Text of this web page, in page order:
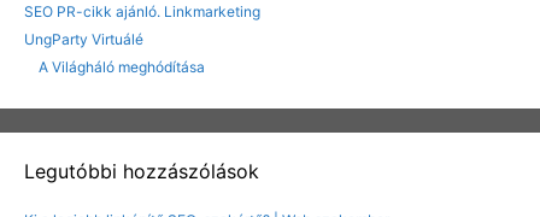
SEO PR-cikk ajánló. Linkmarketing
UngParty Virtuálé
A Világháló meghódítása
Legutóbbi hozzászólások